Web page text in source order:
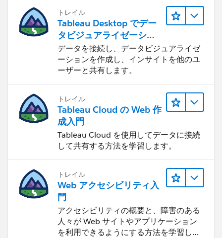
トレイル
Tableau Desktop でデー
タビジュアライゼーショ
ンをはじめる
データを接続し、データビジュアライゼ
ーションを作成し、インサイトを他のユ
ーザーと共有します。
トレイル
Tableau Cloud の Web 作
成入門
Tableau Cloud を使用してデータに接続
して共有する方法を学習します。
トレイル
Web アクセシビリティ入
門
アクセシビリティの概要と、障害のある
人々が Web サイトやアプリケーション
を利用できるようにする方法を学習しま